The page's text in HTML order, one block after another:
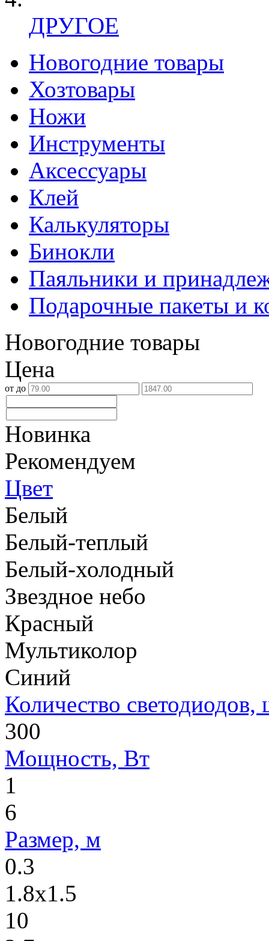
ДРУГОЕ
Новогодние товары
Хозтовары
Ножи
Инструменты
Аксессуары
Клей
Калькуляторы
Бинокли
Паяльники и
Подарочные пакеты и
Новогодние товары
Цена
от до
Новинка
Рекомендуем
Цвет
Белый
Белый-теплый
Белый-холодный
Звездное небо
Красный
Мультиколор
Синий
Количество светодиодов,
300
Мощность, Вт
1
6
Размер, м
0.3
1.8х1.5
10